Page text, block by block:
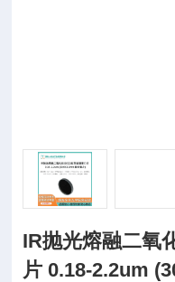
IR抛光熔融二氧
片 0.18-2.2um